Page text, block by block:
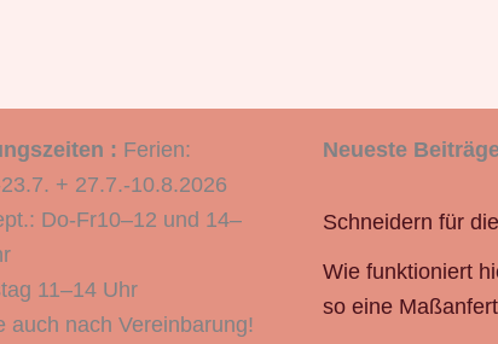
: Ferien:
+ 27.7.-10.8.2026
Do-Fr10–12 und 14–
11–14 Uhr
auch nach Vereinbarung!
Neueste
Schneidern für
Wie funktioniert
so eine